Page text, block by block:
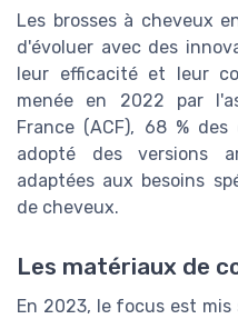
Les brosses à cheveux
d'évoluer avec des
leur efficacité et leur
menée en 2022 par
France (ACF), 68 %
adopté des versions
adaptées aux besoins
de cheveux.
Les matériaux de
En 2023, le focus est